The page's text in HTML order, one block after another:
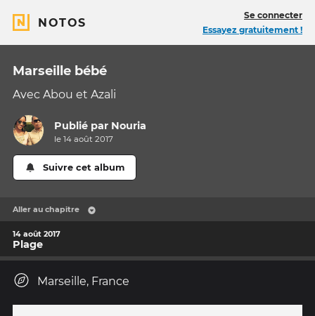
NOTOS
Se connecter
Essayez gratuitement !
Marseille bébé
Avec Abou et Azali
Publié par Nouria
le 14 août 2017
Suivre cet album
Aller au chapitre
14 août 2017
Plage
Marseille, France